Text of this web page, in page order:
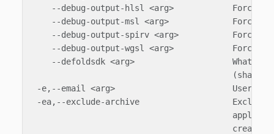
--debug-output-hlsl <arg>            Force
--debug-output-msl <arg>             Force
--debug-output-spirv <arg>           Force
--debug-output-wgsl <arg>            Force
--defoldsdk <arg>                    What
(sha1)
-e,--email <arg>                        User
-ea,--exclude-archive                   Exclude
create